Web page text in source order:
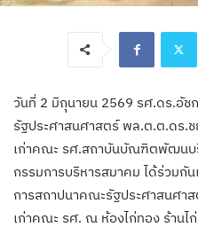
วันที่ 2 มิถุนายน 2569 รศ.ดร.อั
รัฐประศาสนศาสตร์ พล.ต.ต.ดร.
เก่าคณะ รศ.สถาบันบัณฑิตพัฒนบ
กรรมการบริหารสมาคม ได้ร่วมกั
การสถาปนาคณะรัฐประศาสนศา
เก่าคณะ รศ. ณ ห้องไก่ทอง ร้าน